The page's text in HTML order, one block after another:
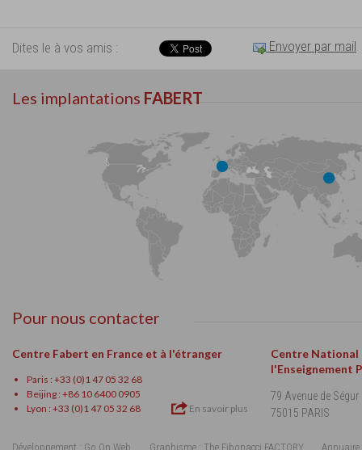
Dites le à vos amis : Envoyer par mail
Les implantations FABERT
Pour nous contacter
Centre Fabert en France et à l'étranger
Paris : +33 (0)1 47 05 32 68
Beijing : +86 10 6400 0905
Lyon : +33 (0)1 47 05 32 68
En savoir plus
Centre National
l'Enseignement
79 Avenue de Ségur
75015 PARIS
Développement : Go On Web Graphisme : The Fibonacci FACTORY Annuaire